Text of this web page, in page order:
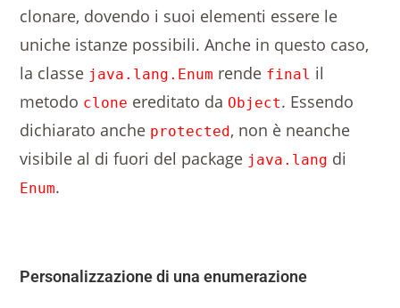
clonare, dovendo i suoi elementi essere le
uniche istanze possibili. Anche in questo caso,
la classe java.lang.Enum rende final il
metodo clone ereditato da Object. Essendo
dichiarato anche protected , non è neanche
visibile al di fuori del package java.lang di
Enum.
Personalizzazione di una enumerazione